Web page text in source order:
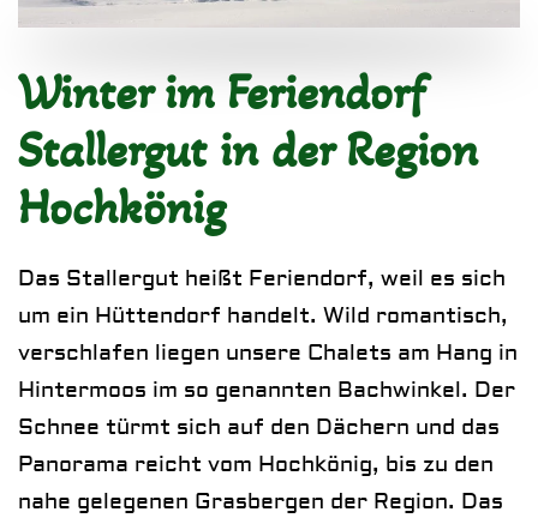
Winter im Feriendorf
Stallergut in der Region
Hochkönig
Das Stallergut heißt Feriendorf, weil es sich
um ein Hüttendorf handelt. Wild romantisch,
verschlafen liegen unsere Chalets am Hang in
Hintermoos im so genannten Bachwinkel. Der
Schnee türmt sich auf den Dächern und das
Panorama reicht vom Hochkönig, bis zu den
nahe gelegenen Grasbergen der Region. Das